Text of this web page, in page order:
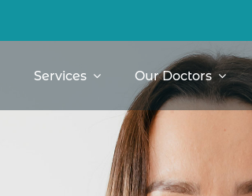
Services Our Doctors